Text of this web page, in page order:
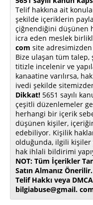
Telif hakkına ait
şekilde içeriklerin
çiğnendiğini düşünen
icra eden meslek
com site
Bize ulaşan tüm
titizle incelenir ve
kanaatine varılırsa,
ivedi şekilde
Dikkat! 5651 sayılı
çeşitli düzenlemeler
herhangi bir içerik
düşünen kişiler,
edebiliyor. Kişilik
olduğunda, ilgili kişiler
hak ihlali bildirimi
NOT: Tüm İçerikler
Satın Almanız Önerilir.
Telif Hakkı veya
bilgiabuse@gmail.